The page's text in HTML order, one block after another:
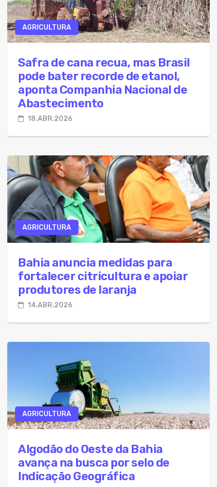
AGRICULTURA
Safra de cana recua, mas Brasil
pode bater recorde de etanol,
aponta Companhia Nacional de
Abastecimento
18.ABR.2026
AGRICULTURA
Bahia anuncia medidas para
fortalecer citricultura e apoiar
produtores de laranja
14.ABR.2026
AGRICULTURA
Algodão do Oeste da Bahia
avança na busca por selo de
Indicação Geográfica